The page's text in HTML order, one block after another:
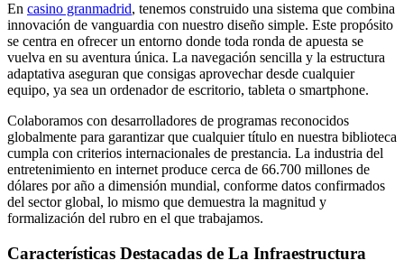
En casino granmadrid, tenemos construido una sistema que combina
innovación de vanguardia con nuestro diseño simple. Este propósito
se centra en ofrecer un entorno donde toda ronda de apuesta se
vuelva en su aventura única. La navegación sencilla y la estructura
adaptativa aseguran que consigas aprovechar desde cualquier
equipo, ya sea un ordenador de escritorio, tableta o smartphone.
Colaboramos con desarrolladores de programas reconocidos
globalmente para garantizar que cualquier título en nuestra biblioteca
cumpla con criterios internacionales de prestancia. La industria del
entretenimiento en internet produce cerca de 66.700 millones de
dólares por año a dimensión mundial, conforme datos confirmados
del sector global, lo mismo que demuestra la magnitud y
formalización del rubro en el que trabajamos.
Características Destacadas de La Infraestructura